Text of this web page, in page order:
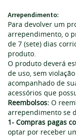
Arrependimento:
Para devolver um
arrependimento, o
de 7 (sete) dias
produto.
O produto deverá
de uso, sem
acompanhado de
acessórios que
Reembolsos: O
arrependimento se
1- Compras pagas
optar por receber